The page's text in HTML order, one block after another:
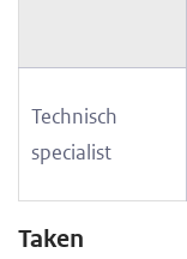
Technisch
specialist
Taken